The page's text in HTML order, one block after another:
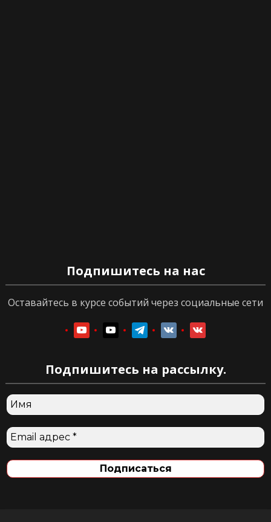
Подпишитесь на нас
Оставайтесь в курсе событий через социальные сети
youtubeyoutubetelegramvkontaktevkontakte
Подпишитесь на рассылку.